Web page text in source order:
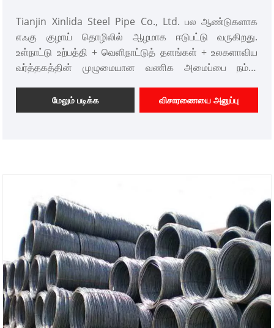
ஆதாரம், தரம் மற்றும் சேவை. இது உலகளாவிய
வாங்குபவர்களுக்கு நம்பகமான குழாய் தீர்வுகளை
வழங்குகிறது.
Tianjin Xinlida Steel Pipe Co., Ltd. பல ஆண்டுகளாக
எஃகு குழாய் தொழிலில் ஆழமாக ஈடுபட்டு வருகிறது.
உள்நாட்டு உற்பத்தி + வெளிநாட்டுத் தளங்கள் + உலகளாவிய
வர்த்தகத்தின் முழுமையான வணிக அமைப்பை நம்பி,
முதிர்ந்த உற்பத்தித் திறன் மற்றும் சர்வதேச உற்பத்தித் தரத்தை
மேம்படுத்துவதன் மூலம், நிறுவனம் இந்த ஹாட் டிப்
கட்டுமானம் மற்றும் வெளிப்புற, நிலத்தடி, கடலோர மற்றும்
இரசாயன பகுதிகளில் பயன்படுத்தப்படும் குழாய்களின் அதிக
கொள்முதல் செலவுகள் போன்ற தொழில்துறை வலி
புள்ளிகளை சரியாக தீர்க்கிறது. கட்டுமானம், ஆற்றல் மற்றும்
போக்குவரத்து ஆகியவற்றில் பல்வேறு பொறியியல்
திட்டங்களுக்கு இது சிறந்த குழாய் தேர்வாகும்.
மேலும் படிக்க விசாரணையை அனுப்பு